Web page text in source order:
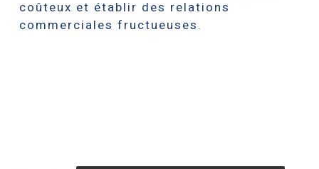
coûteux et établir des relations
commerciales fructueuses.